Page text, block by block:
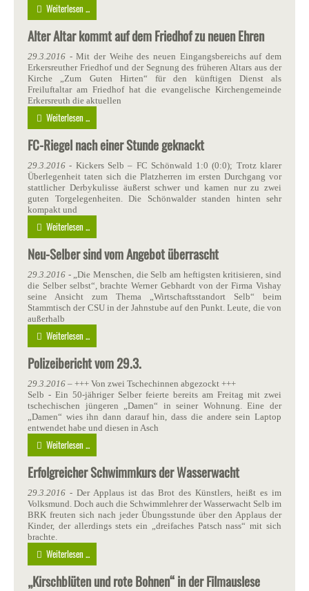
Weiterlesen ...
Alter Altar kommt auf dem Friedhof zu neuen Ehren
29.3.2016 - Mit der Weihe des neuen Eingangsbereichs auf dem
Erkersreuther Friedhof und der Segnung des früheren Altars aus der
Kirche „Zum Guten Hirten“ für den künftigen Dienst als
Freiluftaltar am Friedhof hat die evangelische Kirchengemeinde
Erkersreuth die aktuellen
Weiterlesen ...
FC-Riegel nach einer Stunde geknackt
29.3.2016 - Kickers Selb – FC Schönwald 1:0 (0:0); Trotz klarer
Überlegenheit taten sich die Platzherren im ersten Durchgang vor
stattlicher Derbykulisse äußerst schwer und kamen nur zu zwei
guten Torgelegenheiten. Die Schönwalder standen hinten sehr
kompakt und
Weiterlesen ...
Neu-Selber sind vom Angebot überrascht
29.3.2016 - „Die Menschen, die Selb am heftigsten kritisieren, sind
die Selber selbst“, brachte Werner Gebhardt von der Firma Vishay
seine Ansicht zum Thema „Wirtschaftsstandort Selb“ beim
Stammtisch der CSU in der Jahnstube auf den Punkt. Leute, die von
außerhalb
Weiterlesen ...
Polizeibericht vom 29.3.
29.3.2016 – +++ Von zwei Tschechinnen abgezockt +++
Selb - Ein 50-jähriger Selber feierte bereits am Freitag mit zwei
tschechischen jüngeren „Damen“ in seiner Wohnung. Eine der
„Damen“ wies ihn dann darauf hin, dass die andere sein Laptop
entwendet habe und diesen in Asch
Weiterlesen ...
Erfolgreicher Schwimmkurs der Wasserwacht
29.3.2016 - Der Applaus ist das Brot des Künstlers, heißt es im
Volksmund. Doch auch die Schwimmlehrer der Wasserwacht Selb im
BRK freuten sich nach jeder Übungsstunde über den Applaus der
Kinder, der allerdings stets ein „dreifaches Patsch nass“ mit sich
brachte.
Weiterlesen ...
„Kirschblüten und rote Bohnen“ in der Filmauslese